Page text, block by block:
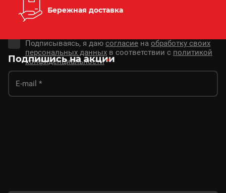
Бережная доставка
Подпишись на акции
Подписываясь, я даю согласие на обработку своих
персональных данных в соответствии с политикой
конфиденциальности *